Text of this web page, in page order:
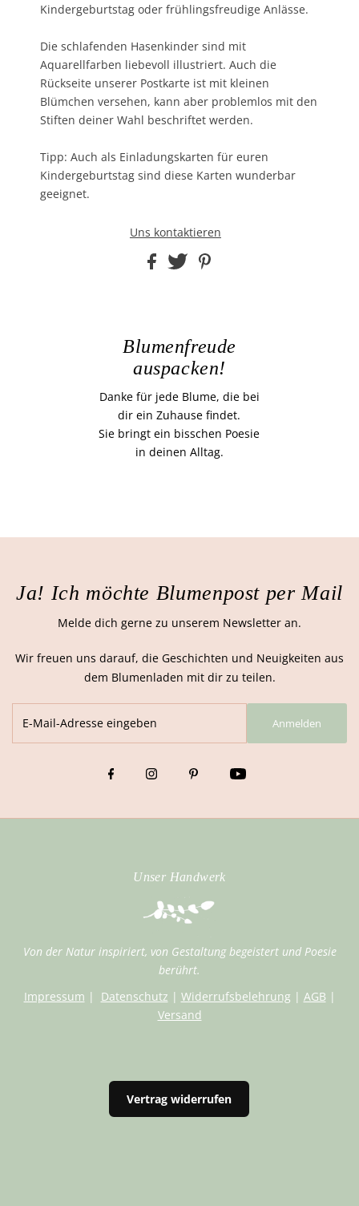
Kindergeburtstag oder frühlingsfreudige Anlässe.
Die schlafenden Hasenkinder sind mit
Aquarellfarben liebevoll illustriert. Auch die
Rückseite unserer Postkarte ist mit kleinen
Blümchen versehen, kann aber problemlos mit den
Stiften deiner Wahl beschriftet werden.
Tipp: Auch als Einladungskarten für euren
Kindergeburtstag sind diese Karten wunderbar
geeignet.
Uns kontaktieren
Blumenfreude
auspacken!
Danke für jede Blume, die bei
dir ein Zuhause findet.
Sie bringt ein bisschen Poesie
in deinen Alltag.
Ja! Ich möchte Blumenpost per Mail
Melde dich gerne zu unserem Newsletter an.
Wir freuen uns darauf, die Geschichten und Neuigkeiten aus
dem Blumenladen mit dir zu teilen.
Anmelden
Unser Handwerk
Von der Natur inspiriert, von Gestaltung begeistert und Poesie
berührt.
Impressum | Datenschutz | Widerrufsbelehrung | AGB |
Versand
Vertrag widerrufen